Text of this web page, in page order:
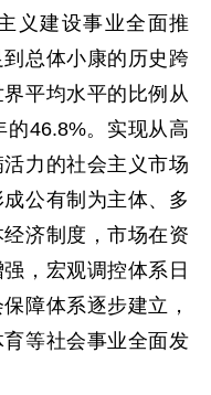
义建设事业全面推
总体小康的历史跨
平均水平的比例从
的46.8%。实现从高
力的社会主义市场
公有制为主体、多
济制度，市场在资
，宏观调控体系日
障体系逐步建立，
等社会事业全面发